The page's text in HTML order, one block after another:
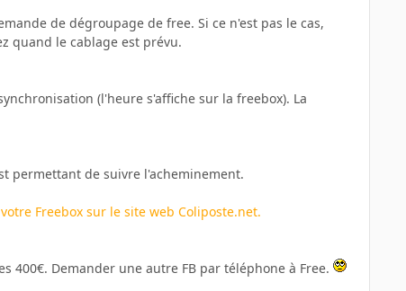
de dégroupage de free. Si ce n'est pas le cas,
quand le cablage est prévu.
(l'heure s'affiche sur la freebox). La
permettant de suivre l'acheminement.
Freebox sur le site web Coliposte.net.
400€. Demander une autre FB par téléphone à Free.